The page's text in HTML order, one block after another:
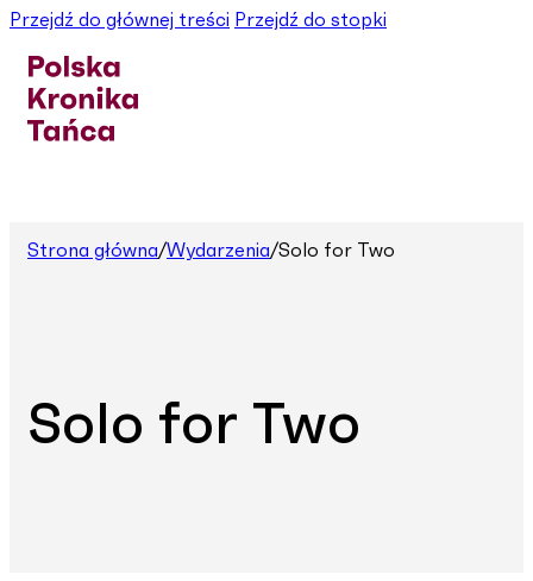
Przejdź do głównej treści Przejdź do stopki
Strona główna/Wydarzenia/Solo for Two
Solo for Two